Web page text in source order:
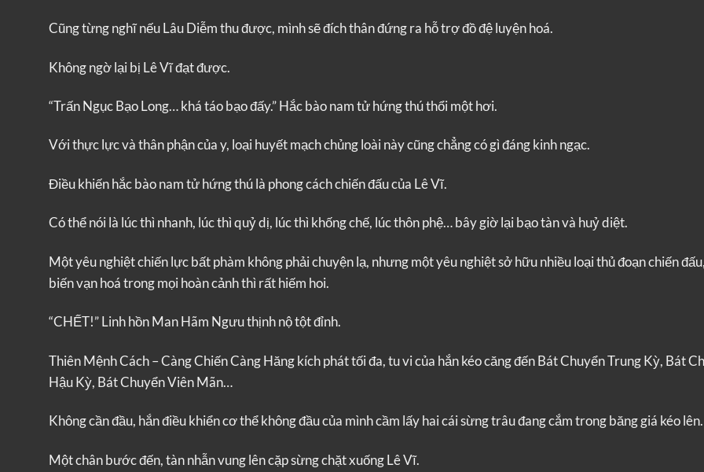
Cũng từng nghĩ nếu Lâu Diễm thu được, mình sẽ đích thân đứng ra hỗ trợ đồ đệ luyện hoá.
Không ngờ lại bị Lê Vĩ đạt được.
“Trấn Ngục Bạo Long… khá táo bạo đấy.” Hắc bào nam tử hứng thú thổi một hơi.
Với thực lực và thân phận của y, loại huyết mạch chủng loài này cũng chẳng có gì đáng kinh ngạc.
Điều khiến hắc bào nam tử hứng thú là phong cách chiến đấu của Lê Vĩ.
Có thể nói là lúc thì nhanh, lúc thì quỷ dị, lúc thì khống chế, lúc thôn phệ… bây giờ lại bạo tàn và huỷ diệt.
Một yêu nghiệt chiến lực bất phàm không phải chuyện lạ, nhưng một yêu nghiệt sở hữu nhiều loại thủ đoạn chiến
biến vạn hoá trong mọi hoàn cảnh thì rất hiếm hoi.
“CHẾT!” Linh hồn Man Hãm Ngưu thịnh nộ tột đỉnh.
Thiên Mệnh Cách – Càng Chiến Càng Hăng kích phát tối đa, tu vi của hắn kéo căng đến Bát Chuyển Trung Kỳ, Bát
Hậu Kỳ, Bát Chuyển Viên Mãn…
Không cần đầu, hắn điều khiển cơ thể không đầu của mình cầm lấy hai cái sừng trâu đang cắm trong băng giá kéo lên.
Một chân bước đến, tàn nhẫn vung lên cặp sừng chặt xuống Lê Vĩ.